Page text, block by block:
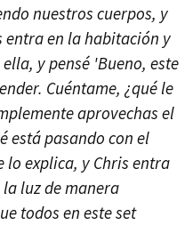
nuestros cuerpos, y
entra en la habitación y
y pensé 'Bueno, este
Cuéntame, ¿qué le
aprovechas el
está pasando con el
explica, y Chris entra
luz de manera
todos en este set